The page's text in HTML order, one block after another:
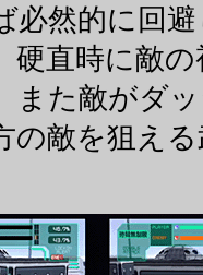
必然的に回
硬直時に敵
また敵がダ
の敵を狙え